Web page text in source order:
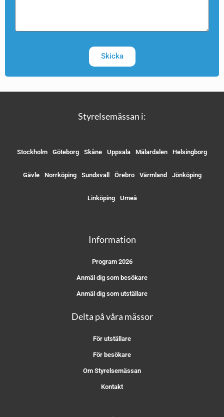
Skicka
Styrelsemässan i:
Stockholm Göteborg Skåne Uppsala Mälardalen Helsingborg
Gävle Norrköping Sundsvall Örebro Värmland Jönköping
Linköping Umeå
Information
Program 2026
Anmäl dig som besökare
Anmäl dig som utställare
Delta på våra mässor
För utställare
För besökare
Om Styrelsemässan
Kontakt